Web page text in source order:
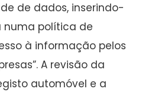
de dados, inserindo-
numa política de
à informação pelos
A revisão da
automóvel e a